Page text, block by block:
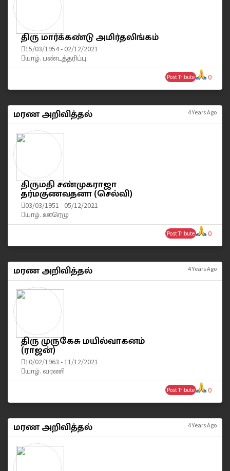
திரு மார்க்கண்டு அமிர்தலிங்கம்
15/03/1954 - 02/12/2021
யாழ். பண்டத்தரிப்பு
0
Post Tribute
மரண அறிவித்தல் 4 Years Ago
திருமதி சண்முகராஜா
தர்மகுணவதனா (செல்வி)
03/03/1951 - 05/12/2021
யாழ். ஊரெழு
0
Post Tribute
மரண அறிவித்தல் 4 Years Ago
திரு முருகேசு மயில்வாகனம்
(ராஜன்)
10/02/1963 - 11/12/2021
யாழ். வரணி
0
Post Tribute
மரண அறிவித்தல் 4 Years Ago